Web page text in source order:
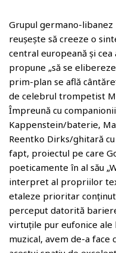
Grupul germano-libanez
reușește să creeze o
central europeană și
propune „să se
prim-plan se află
de celebrul trompetist
Împreună cu
Kappenstein/baterie,
Reentko Dirks/ghitară
fapt, proiectul pe care
poeticamente în al său
interpret al propriilor
etaleze prioritar
perceput datorită
virtuțile pur eufonice ale
muzical, avem de-a face